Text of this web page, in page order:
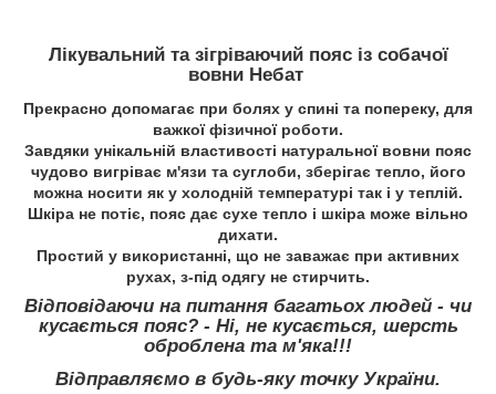
Лікувальний та зігріваючий пояс із собачої
вовни Небат
Прекрасно допомагає при болях у спині та попереку, для
важкої фізичної роботи.
Завдяки унікальній властивості натуральної вовни пояс
чудово вигріває м'язи та суглоби, зберігає тепло, його
можна носити як у холодній температурі так і у теплій.
Шкіра не потіє, пояс дає сухе тепло і шкіра може вільно
дихати.
Простий у використанні, що не заважає при активних
рухах, з-під одягу не стирчить.
Відповідаючи на питання багатьох людей - чи
кусається пояс? - Ні, не кусається, шерсть
оброблена та м'яка!!!
Відправляємо в будь-яку точку України.